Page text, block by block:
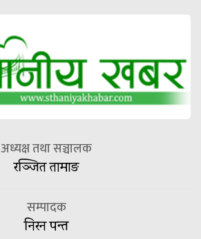
अध्यक्ष तथा सञ्चालक
रञ्जित तामाङ
सम्पादक
निरन पन्त